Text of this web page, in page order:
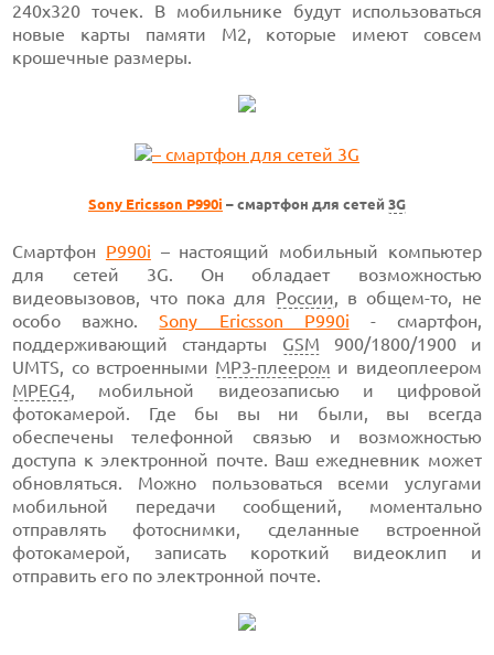
240х320 точек. В мобильнике будут использоваться
новые карты памяти М2, которые имеют совсем
крошечные размеры.
Sony Ericsson P990i – смартфон для сетей 3G
Смартфон P990i – настоящий мобильный компьютер
для сетей 3G. Он обладает возможностью
видеовызовов, что пока для России, в общем-то, не
особо важно.Sony Ericsson P990i - смартфон,
поддерживающий стандарты GSM 900/1800/1900 и
UMTS, со встроенными MP3-плеером и видеоплеером
MPEG4, мобильной видеозаписью и цифровой
фотокамерой. Где бы вы ни были, вы всегда
обеспечены телефонной связью и возможностью
доступа к электронной почте. Ваш ежедневник может
обновляться. Можно пользоваться всеми услугами
мобильной передачи сообщений, моментально
отправлять фотоснимки, сделанные встроенной
фотокамерой, записать короткий видеоклип и
отправить его по электронной почте.